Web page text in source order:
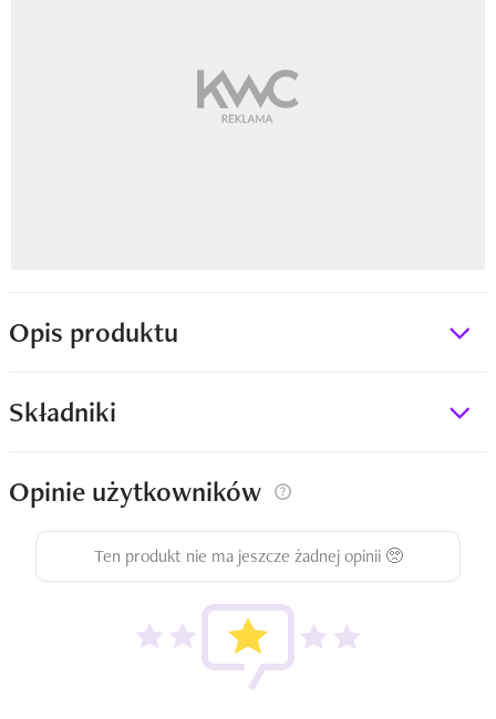
Opis produktu
Składniki
Opinie użytkowników
Ten produkt nie ma jeszcze żadnej opinii 🥺